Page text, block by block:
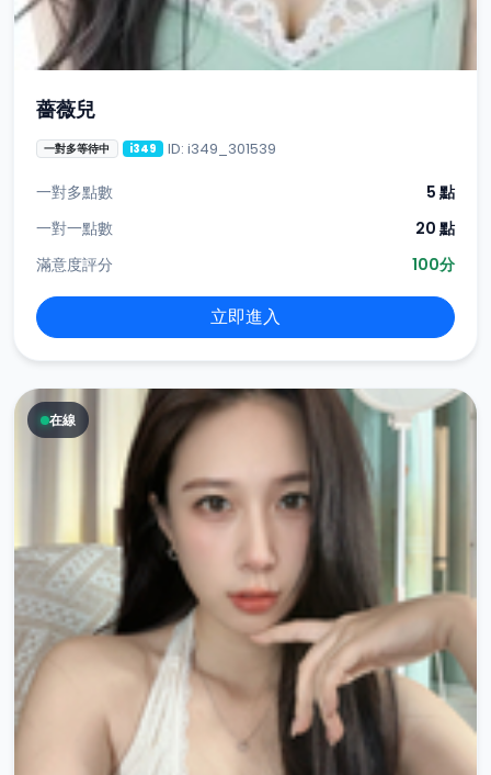
薔薇兒
一對多等待中 i349 ID: i349_301539
一對多點數
5 點
一對一點數
20 點
滿意度評分
100分
立即進入
在線